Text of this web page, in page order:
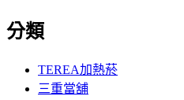
分類
TEREA加熱菸
三重當舖